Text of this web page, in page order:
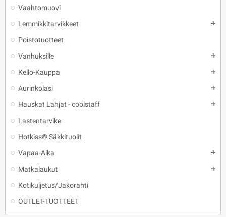
Vaahtomuovi
Lemmikkitarvikkeet
add
Poistotuotteet
Vanhuksille
add
Kello-Kauppa add
Aurinkolasi add
Hauskat Lahjat - coolstaff add
Lastentarvike
Hotkiss® Säkkituolit
Vapaa-Aika
add
Matkalaukut add
Kotikuljetus/Jakorahti
OUTLET-TUOTTEET